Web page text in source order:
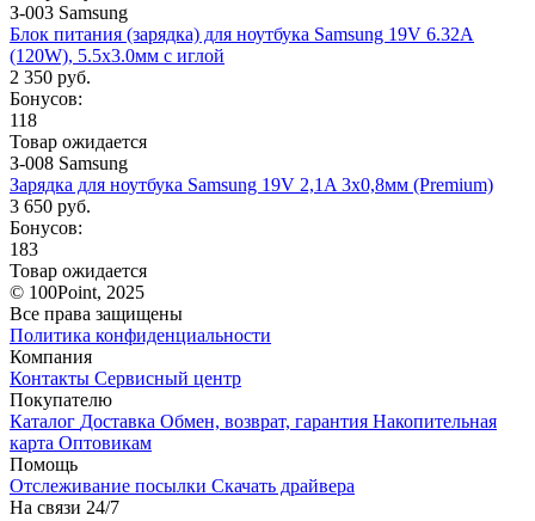
З-003 Samsung
Блок питания (зарядка) для ноутбука Samsung 19V 6.32A
(120W), 5.5x3.0мм с иглой
2 350 руб.
Бонусов:
118
Товар ожидается
З-008 Samsung
Зарядка для ноутбука Samsung 19V 2,1A 3x0,8мм (Premium)
3 650 руб.
Бонусов:
183
Товар ожидается
© 100Point, 2025
Все права защищены
Политика конфиденциальности
Компания
Контакты Сервисный центр
Покупателю
Каталог Доставка Обмен, возврат, гарантия Накопительная
карта Оптовикам
Помощь
Отслеживание посылки Скачать драйвера
На связи 24/7